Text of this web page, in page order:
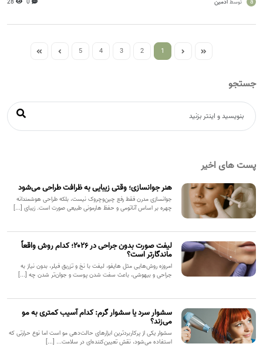
توسط
1
2
3
4
5
جستجو
پست های اخیر
هنر جوانسازی؛ وقتی زیبایی به ظرافت طراحی می‌شود
جوانسازی مدرن فقط رفع چین‌وچروک نیست، بلکه طراحی هوشمندانه
چهره بر اساس آناتومی و حفظ هارمونی طبیعی صورت است. زیبای [...]
لیفت صورت بدون جراحی در ۲۰۲۶؛ کدام روش واقعاً
ماندگارتر است؟
امروزه روش‌هایی مثل هایفو، لیفت با نخ و تزریق فیلر، بدون نیاز به
جراحی و بیهوشی، باعث سفت شدن پوست و جوان‌تر شدن چه [...]
سشوار سرد یا سشوار گرم: کدام آسیب کمتری به مو
می‌زند؟
سشوار یکی از پرکاربردترین ابزارهای حالت‌دهی مو است اما نوع حرارتی که
استفاده می‌شود، نقش تعیین‌کننده‌ای در سلامت... [...]